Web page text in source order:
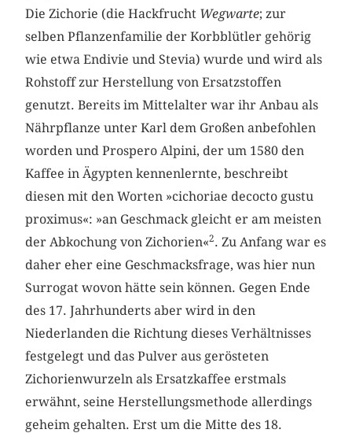
Die Zichorie (die Hackfrucht Wegwarte; zur
selben Pflanzenfamilie der Korbblütler gehörig
wie etwa Endivie und Stevia) wurde und wird als
Rohstoff zur Herstellung von Ersatzstoffen
genutzt. Bereits im Mittelalter war ihr Anbau als
Nährpflanze unter Karl dem Großen anbefohlen
worden und Prospero Alpini, der um 1580 den
Kaffee in Ägypten kennenlernte, beschreibt
diesen mit den Worten »cichoriae decocto gustu
proximus«: »an Geschmack gleicht er am meisten
der Abkochung von Zichorien«2. Zu Anfang war es
daher eher eine Geschmacksfrage, was hier nun
Surrogat wovon hätte sein können. Gegen Ende
des 17. Jahrhunderts aber wird in den
Niederlanden die Richtung dieses Verhältnisses
festgelegt und das Pulver aus gerösteten
Zichorienwurzeln als Ersatzkaffee erstmals
erwähnt, seine Herstellungsmethode allerdings
geheim gehalten. Erst um die Mitte des 18.